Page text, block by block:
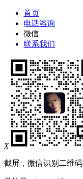
首页
电话咨询
微信
联系我们
X
截屏，微信识别二维码